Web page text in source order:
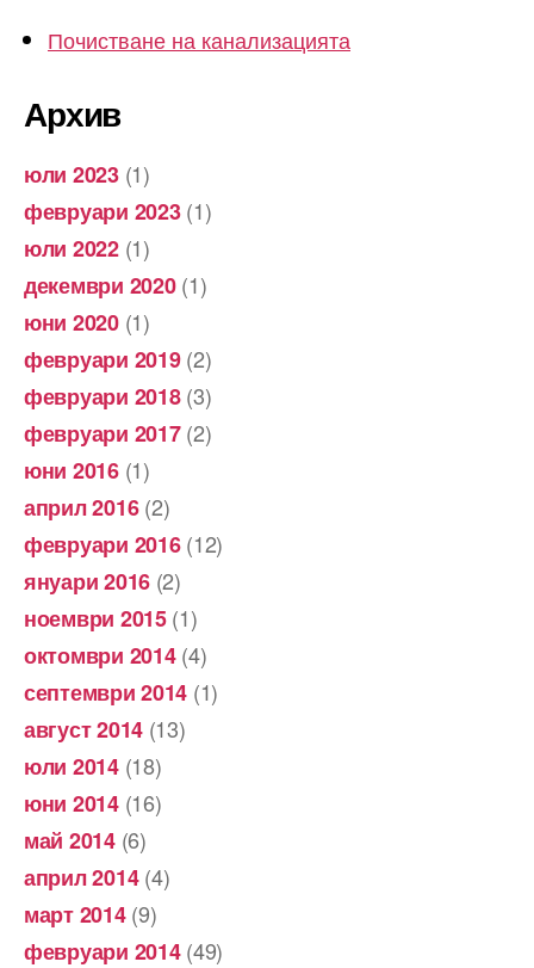
Почистване на канализацията
Архив
юли 2023(1)
февруари 2023(1)
юли 2022(1)
декември 2020(1)
юни 2020(1)
февруари 2019(2)
февруари 2018(3)
февруари 2017(2)
юни 2016(1)
април 2016(2)
февруари 2016(12)
януари 2016 (2)
ноември 2015(1)
октомври 2014(4)
септември 2014 (1)
август 2014 (13)
юли 2014(18)
юни 2014(16)
май 2014(6)
април 2014(4)
март 2014(9)
февруари 2014(49)